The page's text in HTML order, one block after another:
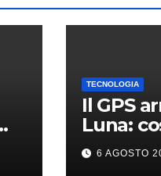
TECNOLOGIA
Il GPS
Luna:
6 AGOSTO